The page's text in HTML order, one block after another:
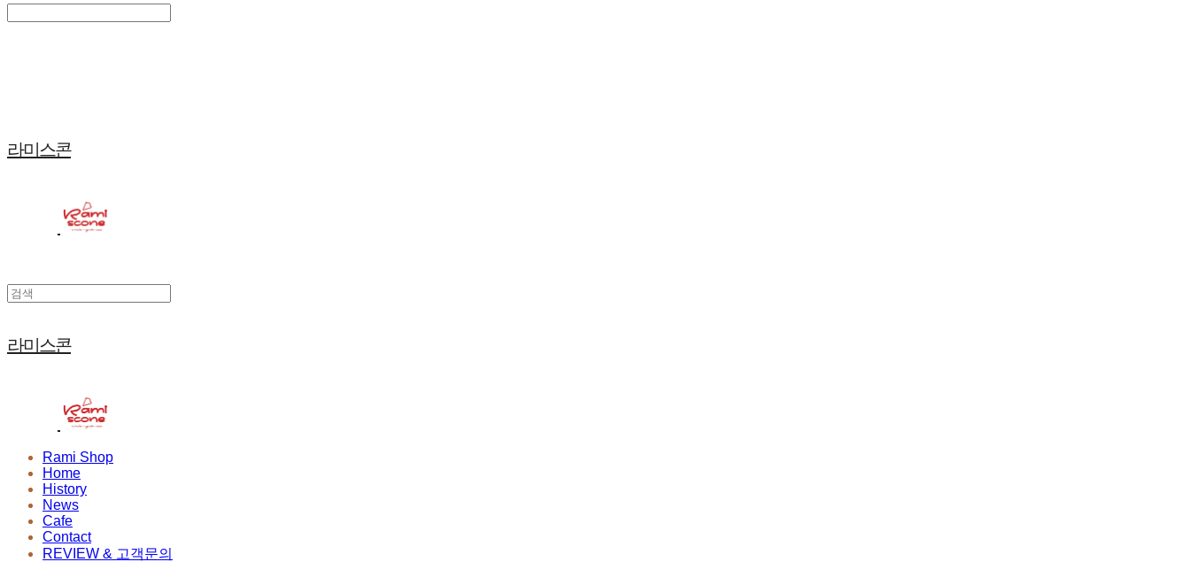
라미스콘
라미스콘
Rami Shop
Home
History
News
Cafe
Contact
REVIEW & 고객문의